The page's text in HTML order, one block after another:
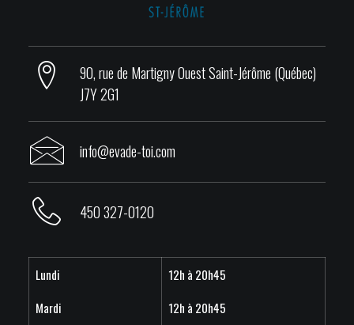
90, rue de Martigny Ouest Saint-Jérôme (Québec)
J7Y 2G1
info@evade-toi.com
450 327-0120
Lundi
12h à 20h45
Mardi
12h à 20h45